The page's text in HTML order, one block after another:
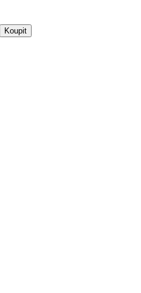
Koupit